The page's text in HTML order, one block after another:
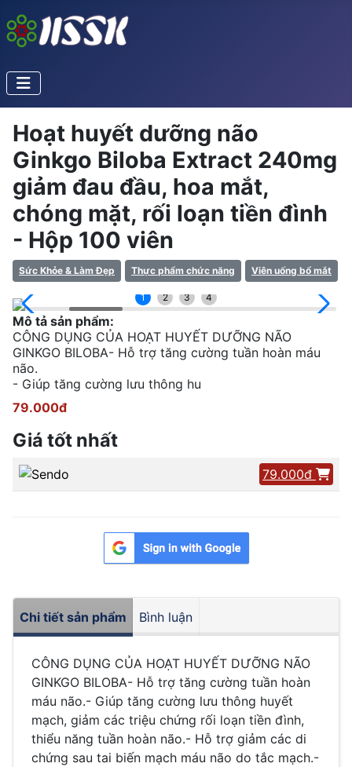
Hoạt huyết dưỡng não
Ginkgo Biloba Extract 240mg
giảm đau đầu, hoa mắt,
chóng mặt, rối loạn tiền đình
- Hộp 100 viên
Sức Khỏe & Làm Đẹp Thực phẩm chức năng Viên uống bổ mắt
1 2 3 4
Mô tả sản phẩm:
CÔNG DỤNG CỦA HOẠT HUYẾT DƯỠNG NÃO
GINKGO BILOBA- Hỗ trợ tăng cường tuần hoàn máu
não.
- Giúp tăng cường lưu thông hu
79.000đ
Giá tốt nhất
79.000đ
Chi tiết sản phẩm Bình luận
CÔNG DỤNG CỦA HOẠT HUYẾT DƯỠNG NÃO
GINKGO BILOBA- Hỗ trợ tăng cường tuần hoàn
máu não.- Giúp tăng cường lưu thông huyết
mạch, giảm các triệu chứng rối loạn tiền đình,
thiểu năng tuần hoàn não.- Hỗ trợ giảm các di
chứng sau tai biến mạch máu não do tắc mạch.-